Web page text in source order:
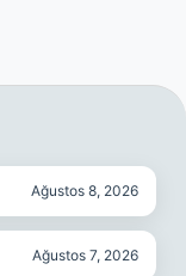
Ağustos 8, 2026
Ağustos 7, 2026